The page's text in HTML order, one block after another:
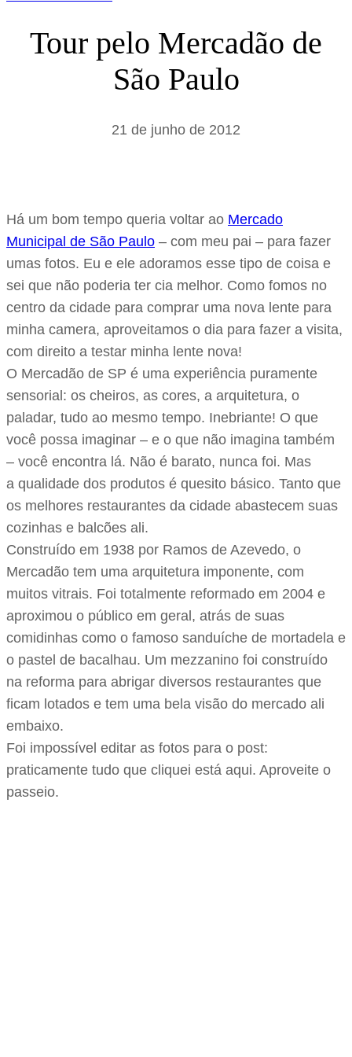
Tour pelo Mercadão de
São Paulo
21 de junho de 2012
Há um bom tempo queria voltar ao Mercado
Municipal de São Paulo – com meu pai – para fazer
umas fotos. Eu e ele adoramos esse tipo de coisa e
sei que não poderia ter cia melhor. Como fomos no
centro da cidade para comprar uma nova lente para
minha camera, aproveitamos o dia para fazer a visita,
com direito a testar minha lente nova!
O Mercadão de SP é uma experiência puramente
sensorial: os cheiros, as cores, a arquitetura, o
paladar, tudo ao mesmo tempo. Inebriante! O que
você possa imaginar – e o que não imagina também
– você encontra lá. Não é barato, nunca foi. Mas
a qualidade dos produtos é quesito básico. Tanto que
os melhores restaurantes da cidade abastecem suas
cozinhas e balcões ali.
Construído em 1938 por Ramos de Azevedo, o
Mercadão tem uma arquitetura imponente, com
muitos vitrais. Foi totalmente reformado em 2004 e
aproximou o público em geral, atrás de suas
comidinhas como o famoso sanduíche de mortadela e
o pastel de bacalhau. Um mezzanino foi construído
na reforma para abrigar diversos restaurantes que
ficam lotados e tem uma bela visão do mercado ali
embaixo.
Foi impossível editar as fotos para o post:
praticamente tudo que cliquei está aqui. Aproveite o
passeio.